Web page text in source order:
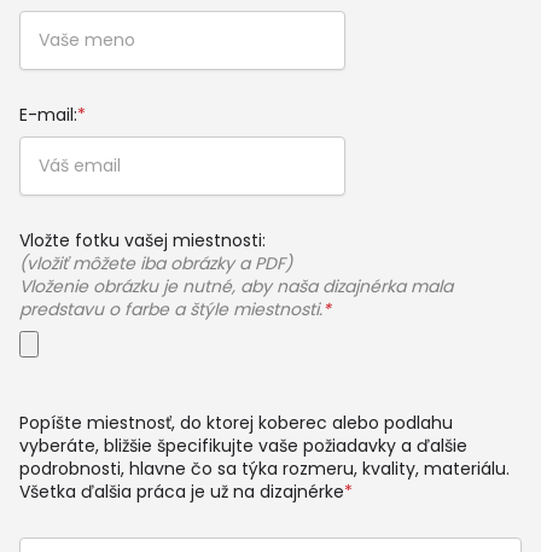
E-mail:*
Vložte fotku vašej miestnosti:
(vložiť môžete iba obrázky a PDF)
Vloženie obrázku je nutné, aby naša dizajnérka mala
predstavu o farbe a štýle miestnosti.*
Popíšte miestnosť, do ktorej koberec alebo podlahu
vyberáte, bližšie špecifikujte vaše požiadavky a ďalšie
podrobnosti, hlavne čo sa týka rozmeru, kvality, materiálu.
Všetka ďalšia práca je už na dizajnérke*